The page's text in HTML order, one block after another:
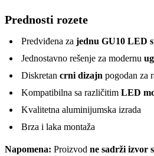
Prednosti rozete
Predviđena za jednu GU10 LED
Jednostavno rešenje za modernu
Diskretan crni dizajn pogodan za
Kompatibilna sa različitim LED
Kvalitetna aluminijumska izrada
Brza i laka montaža
Napomena: Proizvod ne sadrži izvor